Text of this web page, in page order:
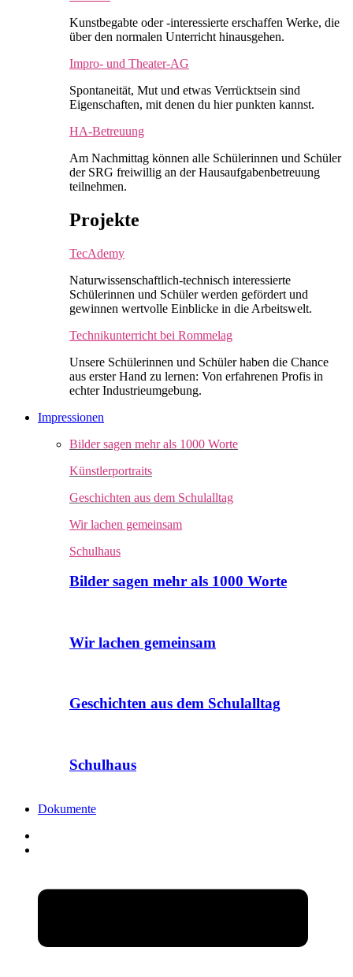
Kunstbegabte oder -interessierte erschaffen Werke, die
über den normalen Unterricht hinausgehen.
Impro- und Theater-AG
Spontaneität, Mut und etwas Verrücktsein sind
Eigenschaften, mit denen du hier punkten kannst.
HA-Betreuung
Am Nachmittag können alle Schülerinnen und Schüler
der SRG freiwillig an der Hausaufgabenbetreuung
teilnehmen.
Projekte
TecAdemy
Naturwissenschaftlich-technisch interessierte
Schülerinnen und Schüler werden gefördert und
gewinnen wertvolle Einblicke in die Arbeitswelt.
Technikunterricht bei Rommelag
Unsere Schülerinnen und Schüler haben die Chance
aus erster Hand zu lernen: Von erfahrenen Profis in
echter Industrieumgebung.
Impressionen
Bilder sagen mehr als 1000 Worte
Künstlerportraits
Geschichten aus dem Schulalltag
Wir lachen gemeinsam
Schulhaus
Bilder sagen mehr als 1000 Worte
Wir lachen gemeinsam
Geschichten aus dem Schulalltag
Schulhaus
Dokumente